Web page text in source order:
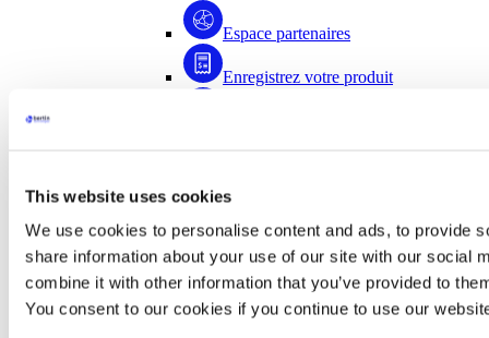
This website uses cookies
We use cookies to personalise content and ads, to provide
share information about your use of our site with our social
combine it with other information that you’ve provided to
You consent to our cookies if you continue to use our
Espace partenaires
Enregistrez votre produit
Application Center
Accédez à plus de 1500 documents scientifiques
rédigés avec la contribution de la communauté
d’utilisateurs de Bertin Instruments !